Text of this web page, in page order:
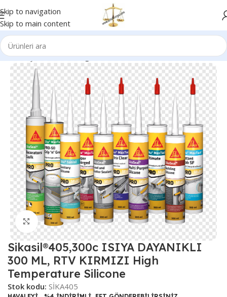
Skip to navigation
Skip to main content
Ana Sayfa Genel Kategori
Büyütmek için tıklayın
Sikasil®405,300c ISIYA DAYANIKLI
300 ML, RTV KIRMIZI High
Temperature Silicone
Stok kodu: SİKA405